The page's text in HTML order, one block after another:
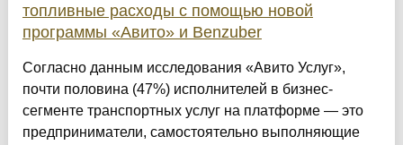
топливные расходы с помощью новой
программы «Авито» и Benzuber
Согласно данным исследования «Авито Услуг»,
почти половина (47%) исполнителей в бизнес-
сегменте транспортных услуг на платформе — это
предприниматели, самостоятельно выполняющие